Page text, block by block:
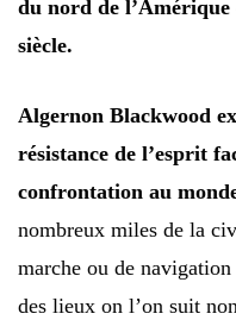
du nord de l’Amérique
siècle.
Algernon Blackwood
résistance de l’esprit
confrontation au
nombreux miles de la
marche ou de
des lieux on l’on suit